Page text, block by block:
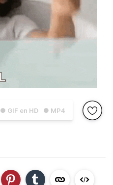
● GIF en HD ● MP4